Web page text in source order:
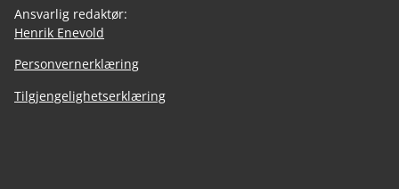
Ansvarlig redaktør:
Henrik Enevold
Personvernerklæring
Tilgjengelighetserklæring